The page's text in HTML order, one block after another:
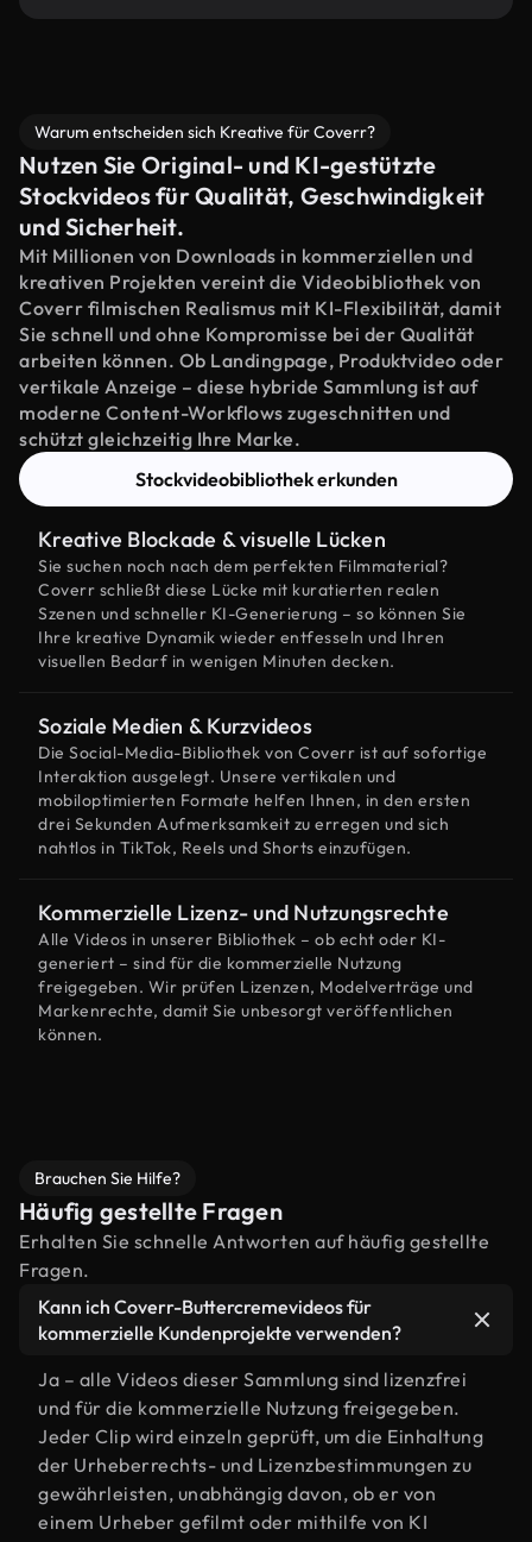
Warum entscheiden sich Kreative für Coverr?
Nutzen Sie Original- und KI-gestützte
Stockvideos für Qualität, Geschwindigkeit
und Sicherheit.
Mit Millionen von Downloads in kommerziellen und
kreativen Projekten vereint die Videobibliothek von
Coverr filmischen Realismus mit KI-Flexibilität, damit
Sie schnell und ohne Kompromisse bei der Qualität
arbeiten können. Ob Landingpage, Produktvideo oder
vertikale Anzeige – diese hybride Sammlung ist auf
moderne Content-Workflows zugeschnitten und
schützt gleichzeitig Ihre Marke.
Stockvideobibliothek erkunden
Kreative Blockade & visuelle Lücken
Sie suchen noch nach dem perfekten Filmmaterial?
Coverr schließt diese Lücke mit kuratierten realen
Szenen und schneller KI-Generierung – so können Sie
Ihre kreative Dynamik wieder entfesseln und Ihren
visuellen Bedarf in wenigen Minuten decken.
Soziale Medien & Kurzvideos
Die Social-Media-Bibliothek von Coverr ist auf sofortige
Interaktion ausgelegt. Unsere vertikalen und
mobiloptimierten Formate helfen Ihnen, in den ersten
drei Sekunden Aufmerksamkeit zu erregen und sich
nahtlos in TikTok, Reels und Shorts einzufügen.
Kommerzielle Lizenz- und Nutzungsrechte
Alle Videos in unserer Bibliothek – ob echt oder KI-
generiert – sind für die kommerzielle Nutzung
freigegeben. Wir prüfen Lizenzen, Modelverträge und
Markenrechte, damit Sie unbesorgt veröffentlichen
können.
Brauchen Sie Hilfe?
Häufig gestellte Fragen
Erhalten Sie schnelle Antworten auf häufig gestellte
Fragen.
Kann ich Coverr-Buttercremevideos für
kommerzielle Kundenprojekte verwenden?
Ja – alle Videos dieser Sammlung sind lizenzfrei
und für die kommerzielle Nutzung freigegeben.
Jeder Clip wird einzeln geprüft, um die Einhaltung
der Urheberrechts- und Lizenzbestimmungen zu
gewährleisten, unabhängig davon, ob er von
einem Urheber gefilmt oder mithilfe von KI